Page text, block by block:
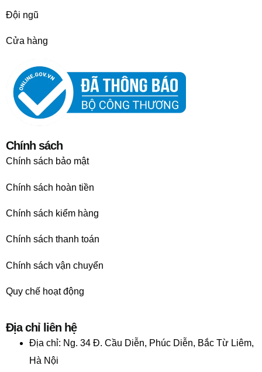
Đội ngũ
Cửa hàng
Chính sách
Chính sách bảo mật
Chính sách hoàn tiền
Chính sách kiểm hàng
Chính sách thanh toán
Chính sách vận chuyển
Quy chế hoạt động
Địa chỉ liên hệ
Địa chỉ: Ng. 34 Đ. Cầu Diễn, Phúc Diễn, Bắc Từ Liêm,
Hà Nội